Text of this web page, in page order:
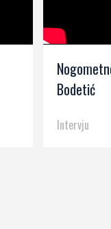
Bodetić
Intervju